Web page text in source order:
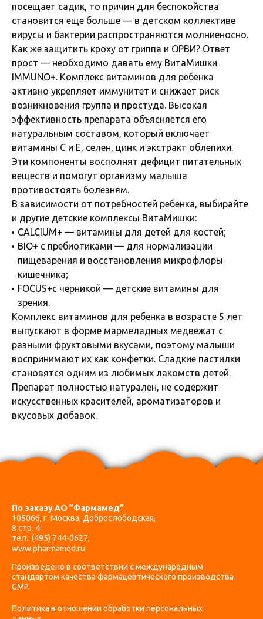
посещает садик, то причин для беспокойства
становится еще больше — в детском коллективе
вирусы и бактерии распространяются молниеносно.
Как же защитить кроху от гриппа и ОРВИ? Ответ
прост — необходимо давать ему ВитаМишки
IMMUNO+. Комплекс витаминов для ребенка
активно укрепляет иммунитет и снижает риск
возникновения группа и простуда. Высокая
эффективность препарата объясняется его
натуральным составом, который включает
витамины С и Е, селен, цинк и экстракт облепихи.
Эти компоненты восполнят дефицит питательных
веществ и помогут организму малыша
противостоять болезням.
В зависимости от потребностей ребенка, выбирайте
и другие детские комплексы ВитаМишки:
CALCIUM+ — витамины для детей для костей;
BIO+ с пребиотиками — для нормализации
пищеварения и восстановления микрофлоры
кишечника;
FOCUS+с черникой — детские витамины для
зрения.
Комплекс витаминов для ребенка в возрасте 5 лет
выпускают в форме мармеладных медвежат с
разными фруктовыми вкусами, поэтому малыши
воспринимают их как конфетки. Сладкие пастилки
становятся одним из любимых лакомств детей.
Препарат полностью натурален, не содержит
искусственных красителей, ароматизаторов и
вкусовых добавок.
По заказу АО ”Фармамед”
105066, г. Москва, Доброслободская,
8 стр. 4
тел.: (495) 744-0627,
www.pharmamed.ru
Произведено в соответствии с международным
стандартом качества фармацевтического производства
GMP.
Политика в отношении обработки персональных